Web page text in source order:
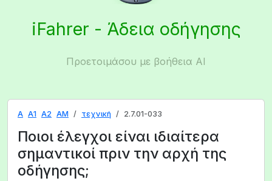
iFahrer - Άδεια οδήγησης
Προετοιμάσου με βοήθεια AI
A A1 A2 AM τεχνική 2.7.01-033
Ποιοι έλεγχοι είναι ιδιαίτερα
σημαντικοί πριν την αρχή της
οδήγησης;